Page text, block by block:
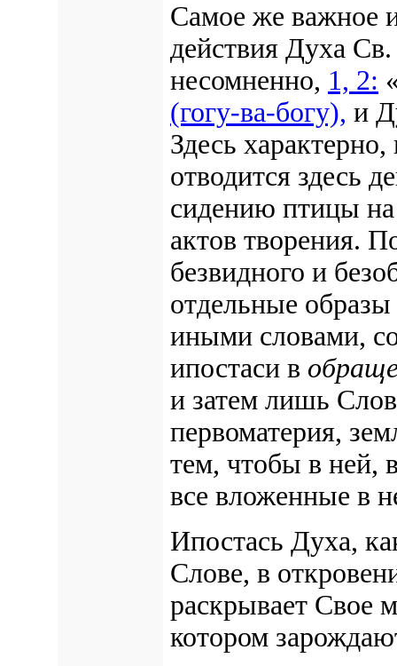
Самое же важное
действия Духа Св.
несомненно, 1, 2:
(гогу-ва-богу), и
Здесь
отводится здесь
сидению птицы
актов творения.
безвидного и
отдельные
иными словами,
ипостаси в
и затем лишь
первоматерия,
тем, чтобы в ней,
все вложенные в
Ипостась Духа,
Слове, в
раскрывает Свое
котором